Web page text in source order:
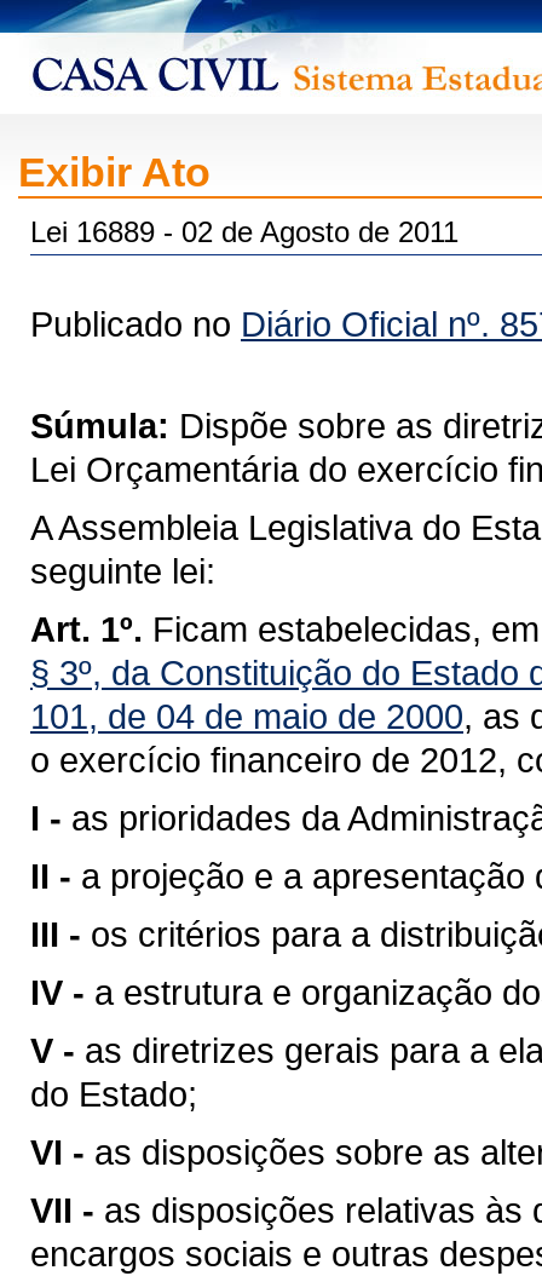
Exibir Ato
Lei 16889 - 02 de Agosto de 2011
Publicado no Diário Oficial nº.
Súmula: Dispõe sobre as
Lei Orçamentária do exercício
A Assembleia Legislativa do
seguinte lei:
Art. 1º. Ficam estabelecidas,
§ 3º, da Constituição do Estado
101, de 04 de maio de 2000, as
o exercício financeiro de 2012,
I - as prioridades da
II - a projeção e a
III - os critérios para a
IV - a estrutura e organização
V - as diretrizes gerais para a
do Estado;
VI - as disposições sobre as
VII - as disposições relativas às
encargos sociais e outras